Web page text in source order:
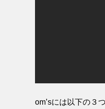
om’sには以下の３